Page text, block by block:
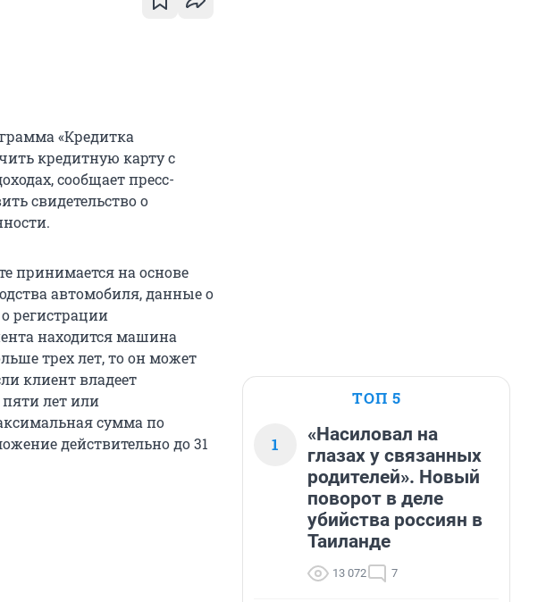
«Кредитка
кредитную карту с
сообщает пресс-
свидетельство о
принимается на основе
автомобиля, данные о
регистрации
находится машина
трех лет, то он может
клиент владеет
лет или
сумма по
действительно до 31
ТОП 5
1
«Насиловал на
глазах у связанных
родителей». Новый
поворот в деле
убийства россиян в
Таиланде
13 072 7